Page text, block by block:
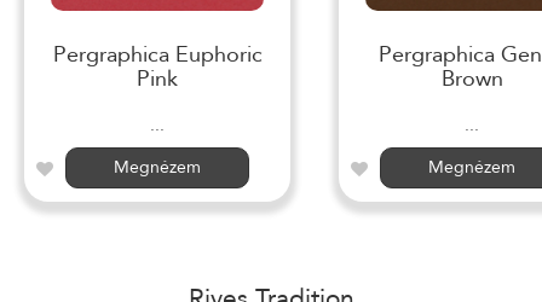
Pergraphica Euphoric
Pink
...
Megnézem
Pergraphica
Brown
...
Megnézem